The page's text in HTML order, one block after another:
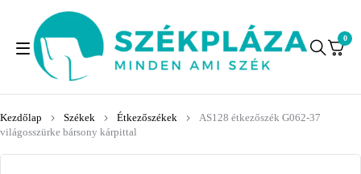
0
Kezdőlap Székek Étkezőszékek
AS128 étkezőszék G062-37
világosszürke bársony kárpittal